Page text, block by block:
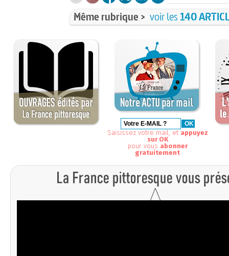
Même rubrique > voir les 140
Saisissez votre mail, et appuyez
sur OK
pour vous abonner
gratuitement